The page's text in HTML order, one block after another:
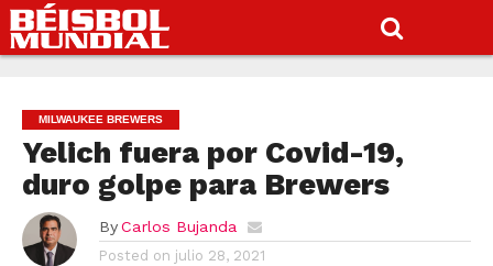
MILWAUKEE BREWERS
Yelich fuera por Covid-19,
duro golpe para Brewers
By Carlos Bujanda
Posted on julio 28, 2021